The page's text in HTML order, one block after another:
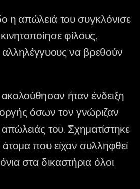
η απώλειά του συγκλόνισε
φίλους,
αλληλέγγυους να βρεθούν
ήταν ένδειξη
όσων τον γνώριζαν
απώλειάς του. Σχηματίστηκε
άτομα που είχαν συλληφθεί
στα δικαστήρια όλοι